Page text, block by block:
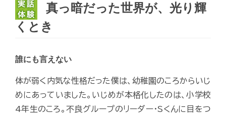
真っ暗だった世界が、光り輝
くとき
誰にも言えない
体が弱く内気な性格だった僕は、幼稚園のころからいじ
めにあっていました。いじめが本格化したのは、小学校
4年生のころ。不良グループのリーダー・Sくんに目をつ